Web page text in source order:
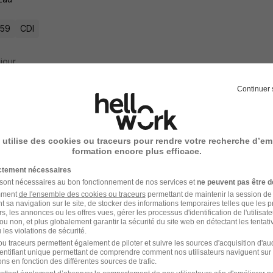
CDI
Polyvalent Restauration H/F
CDI
Pro Assistant Ressources Humaines E-
Continuer
utilise des cookies ou traceurs pour rendre votre recherche
formation encore plus efficace.
nécessaires
nécessaires au bon fonctionnement de nos services et ne peuvent pas être
de l'ensemble des cookies ou traceurspermettant de maintenir la session
sa navigation sur le site, de stocker des informations temporaires telles que les
les annonces ou les offres vues, gérer les processus d'identification de
non, et plus globalement garantir la sécurité du site web en détectant les
violations de sécurité.
traceurs permettent également de piloter et suivre les sources d'acquisition
unique permettant de comprendre comment nos utilisateurs naviguent sur
en fonction des différentes sources de trafic.